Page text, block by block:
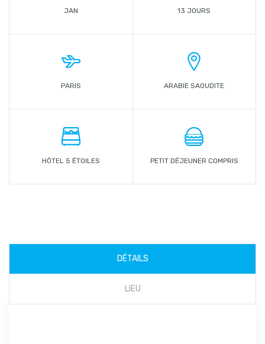
JAN 13 JOURS
PARIS ARABIE SAOUDITE
HÔTEL 5 ÉTOILES PETIT DÉJEUNER COMPRIS
DÉTAILS
LIEU